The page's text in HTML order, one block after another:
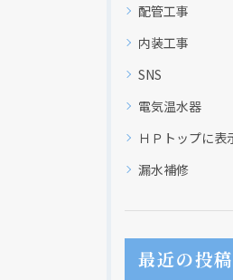
配管工事
内装工事
SNS
電気温水器
ＨＰトップに表
漏水補修
最近の投稿